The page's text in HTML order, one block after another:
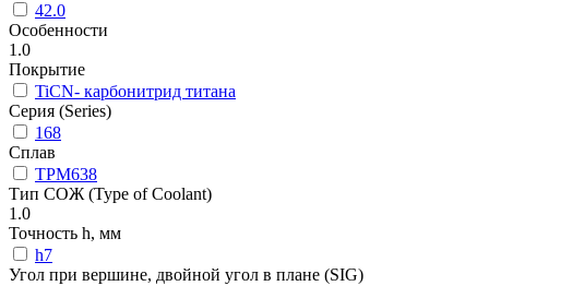
42.0
Особенности
1.0
Покрытие
TiCN- карбонитрид титана
Серия (Series)
168
Сплав
TPM638
Тип СОЖ (Type of Coolant)
1.0
Точность h, мм
h7
Угол при вершине, двойной угол в плане (SIG)